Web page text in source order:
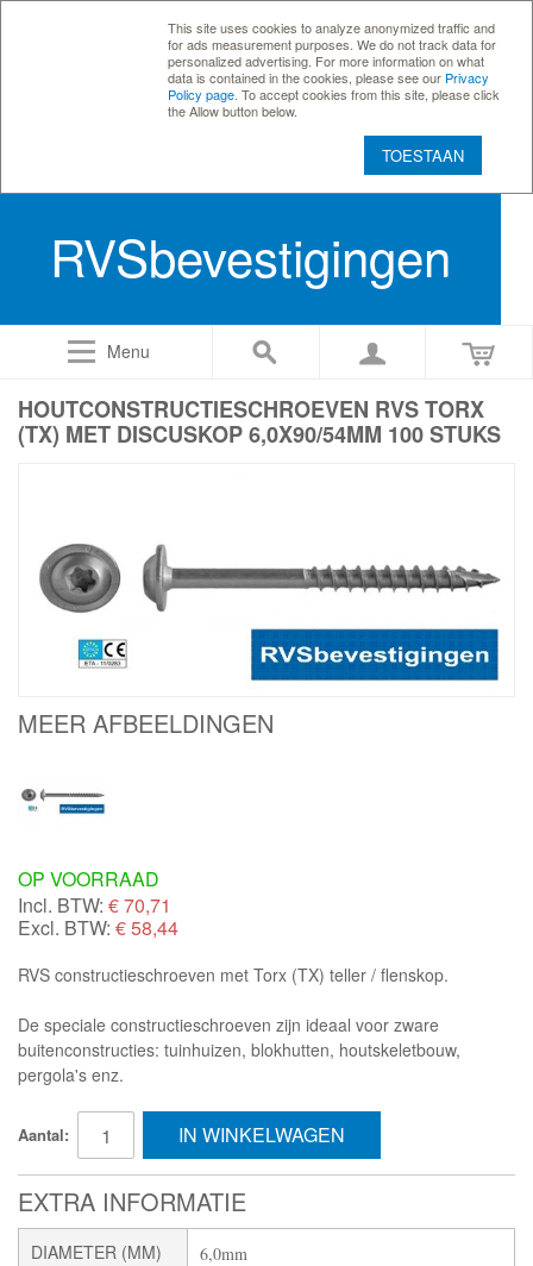
This site uses cookies to analyze anonymized traffic and
for ads measurement purposes. We do not track data for
personalized advertising. For more information on what
data is contained in the cookies, please see our Privacy
Policy page . To accept cookies from this site, please click
the Allow button below.
TOESTAAN
RVSbevestigingen
Menu
HOUTCONSTRUCTIESCHROEVEN RVS TORX
(TX) MET DISCUSKOP 6,0X90/54MM 100 STUKS
MEER AFBEELDINGEN
OP VOORRAAD
Incl. BTW: €70,71
Excl. BTW: € 58,44
RVS constructieschroeven met Torx (TX) teller / flenskop.
De speciale constructieschroeven zijn ideaal voor zware
buitenconstructies: tuinhuizen, blokhutten, houtskeletbouw,
pergola's enz.
Aantal: IN WINKELWAGEN
EXTRA INFORMATIE
DIAMETER (MM) 6,0mm